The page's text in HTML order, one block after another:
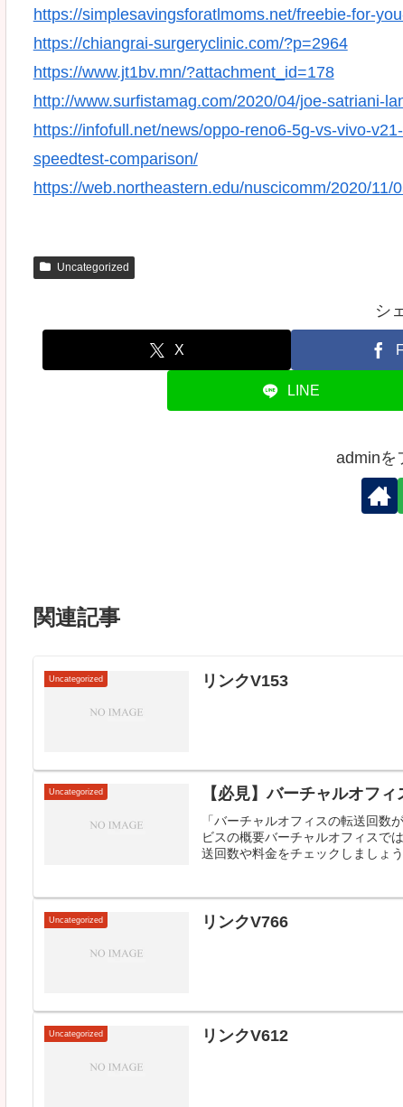
https://simplesavingsforatlmoms.net/freebie-for-
https://chiangrai-surgeryclinic.com/?p=2964
https://www.jt1bv.mn/?attachment_id=178
http://www.surfistamag.com/2020/04/joe-satriani-
https://infofull.net/news/oppo-reno6-5g-vs-vivo-
speedtest-comparison/
https://web.northeastern.edu/nuscicomm/2020/
Uncategorized
シ
X
LINE
adminを
関連記事
Uncategorized リンクV153
Uncategorized 【必見】バーチャルオフ
「バーチャルオフィスの転送回
ビスの概要バーチャルオフィスで
送回数や料金をチェックしましょ
Uncategorized リンクV766
Uncategorized リンクV612